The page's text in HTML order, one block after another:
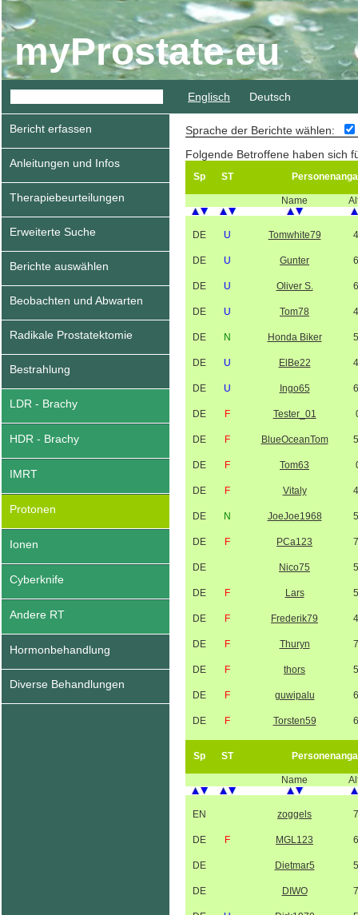
myProstate.eu
Englisch Deutsch
Bericht erfassen
Anleitungen und Infos
Therapiebeurteilungen
Erweiterte Suche
Berichte auswählen
Beobachten und Abwarten
Radikale Prostatektomie
Bestrahlung
LDR - Brachy
HDR - Brachy
IMRT
Protonen
Ionen
Cyberknife
Andere RT
Hormonbehandlung
Diverse Behandlungen
Sprache der Berichte wählen:
Folgende Betroffene haben sich
Sp ST
Name
DE U Tomwhite79
DE U Gunter
DE U Oliver S.
DE U Tom78
DE N Honda Biker
DE U ElBe22
DE U Ingo65
DE F Tester_01
DE F BlueOceanTom
DE F Tom63
DE F Vitaly
DE N JoeJoe1968
DE F PCa123
DE Nico75
DE F Lars
DE F Frederik79
DE F Thuryn
DE F thors
DE F guwipalu
DE F Torsten59
Sp ST
Name
EN zoggels
DE F MGL123
DE Dietmar5
DE DIWO